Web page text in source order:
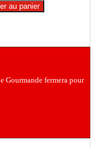
Gourmande fermera pour